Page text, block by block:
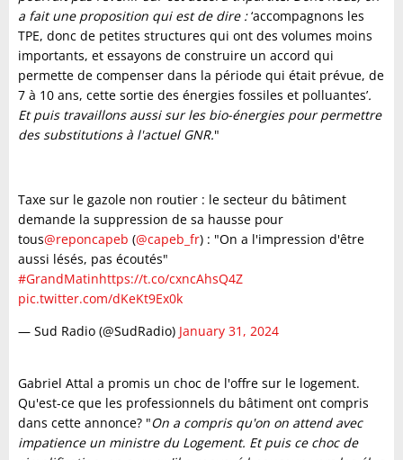
a fait une proposition qui est de dire :‘accompagnons les
TPE, donc de petites structures qui ont des volumes moins
importants, et essayons de construire un accord qui
permette de compenser dans la période qui était prévue, de
7 à 10 ans, cette sortie des énergies fossiles et polluantes’.
Et puis travaillons aussi sur les bio-énergies pour permettre
des substitutions à l'actuel GNR."
Taxe sur le gazole non routier : le secteur du bâtiment
demande la suppression de sa hausse pour
tous@reponcapeb (@capeb_fr) : "On a l'impression d'être
aussi lésés, pas écoutés"
#GrandMatinhttps://t.co/cxncAhsQ4Z
pic.twitter.com/dKeKt9Ex0k
— Sud Radio (@SudRadio) January 31, 2024
Gabriel Attal a promis un choc de l'offre sur le logement.
Qu'est-ce que les professionnels du bâtiment ont compris
dans cette annonce? "On a compris qu'on on attend avec
impatience un ministre du Logement. Et puis ce choc de